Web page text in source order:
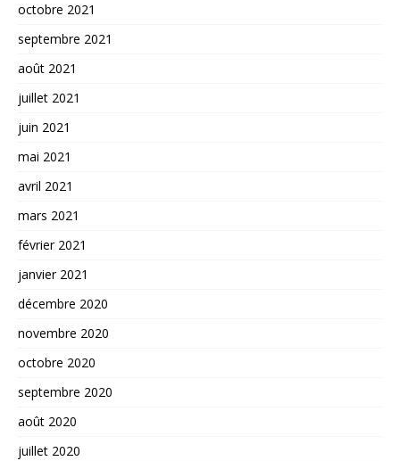
octobre 2021
septembre 2021
août 2021
juillet 2021
juin 2021
mai 2021
avril 2021
mars 2021
février 2021
janvier 2021
décembre 2020
novembre 2020
octobre 2020
septembre 2020
août 2020
juillet 2020